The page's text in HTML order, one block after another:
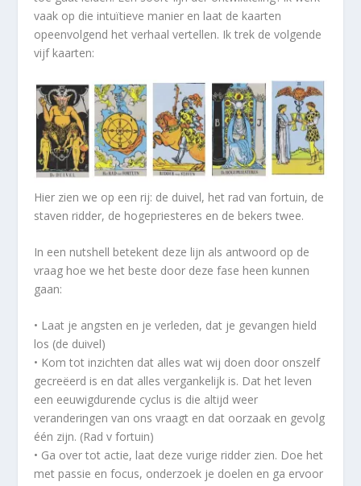
vaak op die intuïtieve manier en laat de kaarten
opeenvolgend het verhaal vertellen. Ik trek de volgende
vijf kaarten:
Hier zien we op een rij: de duivel, het rad van fortuin, de
staven ridder, de hogepriesteres en de bekers twee.
In een nutshell betekent deze lijn als antwoord op de
vraag hoe we het beste door deze fase heen kunnen
gaan:
• Laat je angsten en je verleden, dat je gevangen hield
los (de duivel)
• Kom tot inzichten dat alles wat wij doen door onszelf
gecreëerd is en dat alles vergankelijk is. Dat het leven
een eeuwigdurende cyclus is die altijd weer
veranderingen van ons vraagt en dat oorzaak en gevolg
één zijn. (Rad v fortuin)
• Ga over tot actie, laat deze vurige ridder zien. Doe het
met passie en focus, onderzoek je doelen en ga ervoor